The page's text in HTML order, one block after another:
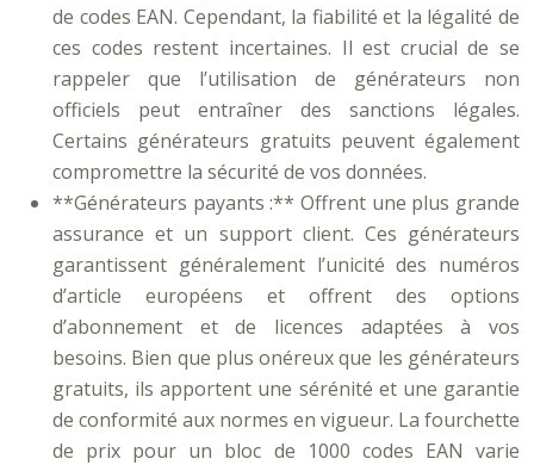
de codes EAN. Cependant, la fiabilité et la légalité de
ces codes restent incertaines. Il est crucial de se
rappeler que l’utilisation de générateurs non
officiels peut entraîner des sanctions légales.
Certains générateurs gratuits peuvent également
compromettre la sécurité de vos données.
**Générateurs payants :** Offrent une plus grande
assurance et un support client. Ces générateurs
garantissent généralement l’unicité des numéros
d’article européens et offrent des options
d’abonnement et de licences adaptées à vos
besoins. Bien que plus onéreux que les générateurs
gratuits, ils apportent une sérénité et une garantie
de conformité aux normes en vigueur. La fourchette
de prix pour un bloc de 1000 codes EAN varie